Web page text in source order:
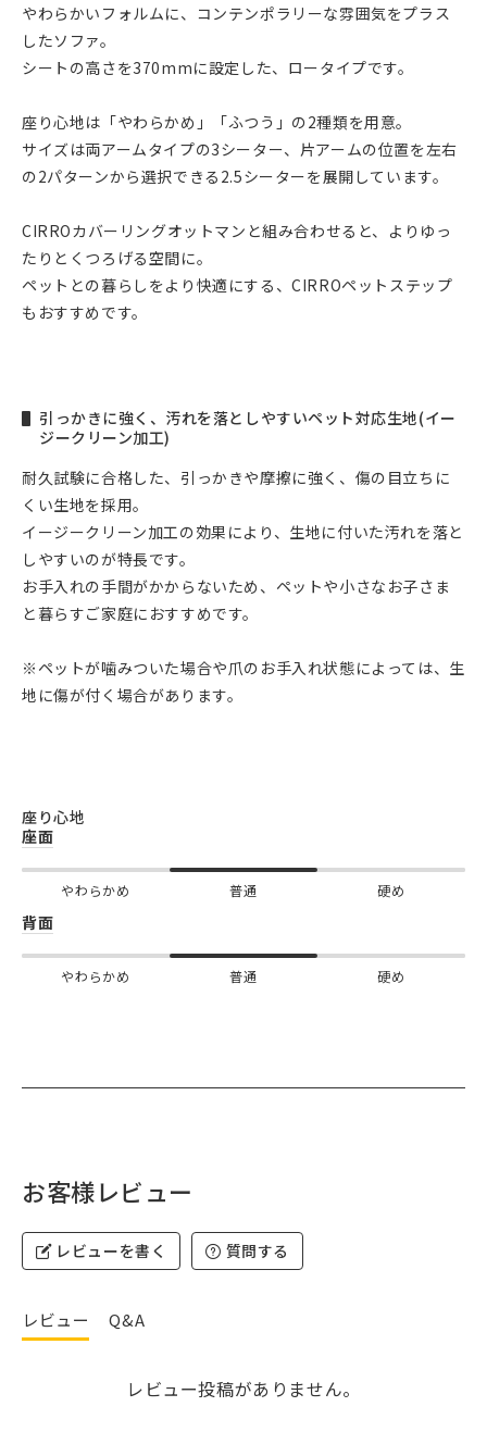
やわらかいフォルムに、コンテンポラリーな雰囲気をプラス
したソファ。
シートの高さを370mmに設定した、ロータイプです。
座り心地は「やわらかめ」「ふつう」の2種類を用意。
サイズは両アームタイプの3シーター、片アームの位置を左右
の2パターンから選択できる2.5シーターを展開しています。
CIRROカバーリングオットマンと組み合わせると、よりゆっ
たりとくつろげる空間に。
ペットとの暮らしをより快適にする、CIRROペットステップ
もおすすめです。
引っかきに強く、汚れを落としやすいペット対応生地(イー
ジークリーン加工)
耐久試験に合格した、引っかきや摩擦に強く、傷の目立ちに
くい生地を採用。
イージークリーン加工の効果により、生地に付いた汚れを落と
しやすいのが特長です。
お手入れの手間がかからないため、ペットや小さなお子さま
と暮らすご家庭におすすめです。
※ペットが噛みついた場合や爪のお手入れ状態によっては、生
地に傷が付く場合があります。
座り心地
座面
やわらかめ 普通 硬め
背面
やわらかめ 普通 硬め
お客様レビュー
レビューを書く 質問する
レビュー Q&A
レビュー投稿がありません。